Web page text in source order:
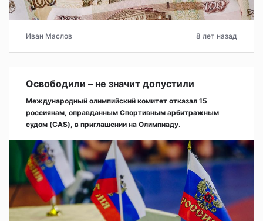
Иван Маслов 8 лет назад
Освободили – не значит допустили
Международный олимпийский комитет отказал 15
россиянам, оправданным Спортивным арбитражным
судом (CAS), в приглашении на Олимпиаду.